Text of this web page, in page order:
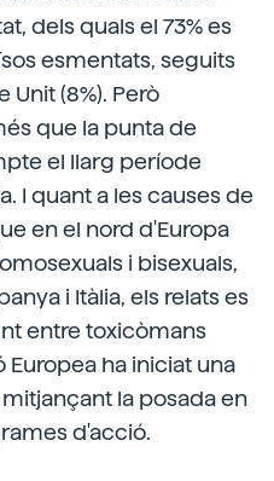
dels quals el 73% es
esmentats, seguits
Unit (8%). Però
que la punta de
el llarg període
I quant a les causes de
en el nord d'Europa
i bisexuals,
i Itàlia, els relats es
entre toxicòmans
Europea ha iniciat una
la posada en
d'acció.